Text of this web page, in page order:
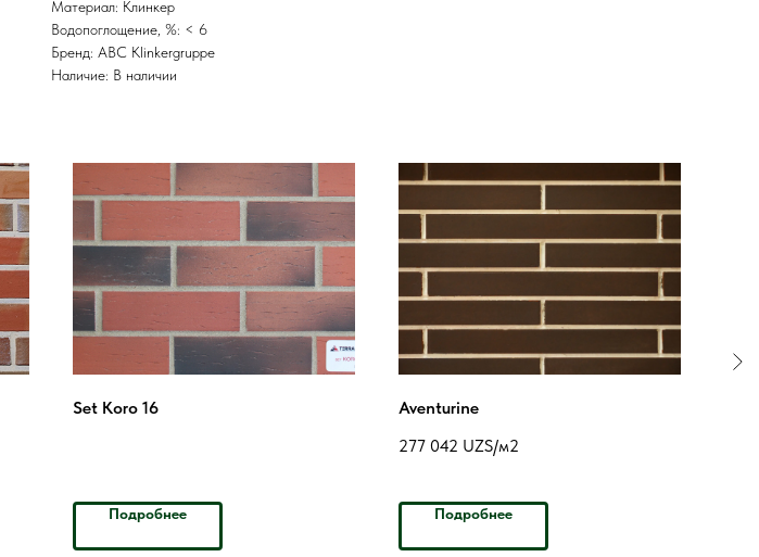
Материал: Клинкер
Водопоглощение, %: < 6
Бренд: ABC Klinkergruppe
Наличие: В наличии
Set Koro 16
Подробнее
Aventurine
277 042 UZS/м2
Подробнее